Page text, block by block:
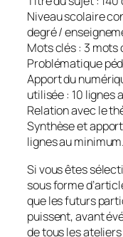
Niveau scolaire
degré /
Mots clés : 3 mots
Problématique
Apport du
utilisée : 10 lignes
Relation avec le
Synthèse et
lignes au minimum.
Si vous êtes
sous forme
que les futurs
puissent, avant
de tous les